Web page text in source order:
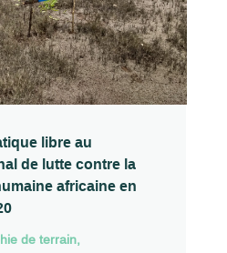
libre au
de lutte contre la
africaine en
de terrain,